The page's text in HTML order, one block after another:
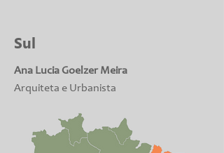
Sul
Ana Lucia Goelzer Meira
Arquiteta e Urbanista